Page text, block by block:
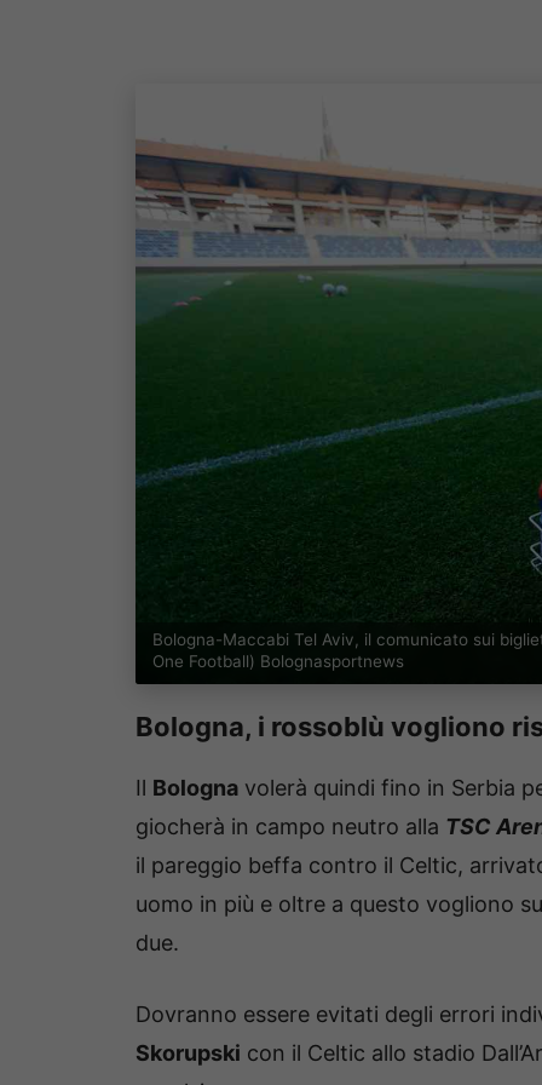
Bologna-Maccabi Tel Aviv, il comunicato sui
One Football) Bolognasportnews
Bologna, i rossoblù vogliono
Il Bologna volerà quindi fino in Serbia
giocherà in campo neutro alla TSC
il pareggio beffa contro il Celtic,
uomo in più e oltre a questo vogliono
due.
Dovranno essere evitati degli errori
Skorupski con il Celtic allo stadio